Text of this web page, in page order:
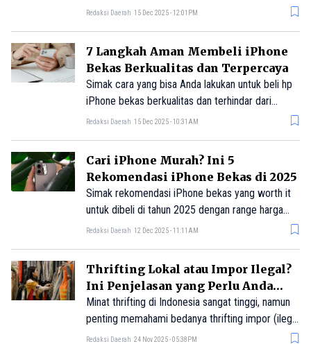
bekas.
Redaksi Daerah 15 Dec 2025 - 12:01PM
7 Langkah Aman Membeli iPhone
Bekas Berkualitas dan Terpercaya
Simak cara yang bisa Anda lakukan untuk beli hp
iPhone bekas berkualitas dan terhindar dari
penipuan.
Redaksi Daerah 15 Dec 2025 - 10:31AM
Cari iPhone Murah? Ini 5
Rekomendasi iPhone Bekas di 2025
Simak rekomendasi iPhone bekas yang worth it
untuk dibeli di tahun 2025 dengan range harga
mulai Rp2 jutaan sampai Rp10 jutaan.
Redaksi Daerah 12 Dec 2025 - 11:11AM
Thrifting Lokal atau Impor Ilegal?
Ini Penjelasan yang Perlu Anda
Tahu
Minat thrifting di Indonesia sangat tinggi, namun
penting memahami bedanya thrifting impor (ilegal
dan dilarang pemerintah) dengan preloved lokal
Redaksi Daerah 24 Nov 2025 - 05:38PM